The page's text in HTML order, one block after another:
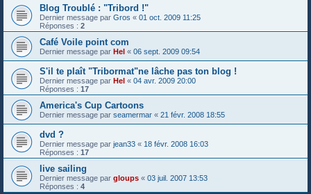
Blog Troublé : "Tribord !"
Dernier message par Gros « 01 oct. 2009 11:25
Réponses : 2
Café Voile point com
Dernier message par Hel « 06 sept. 2009 09:54
S'il te plaît "Tribormat"ne lâche pas ton blog !
Dernier message par Hel « 04 avr. 2009 20:00
Réponses : 17
America's Cup Cartoons
Dernier message par seamermar « 21 févr. 2008 18:55
dvd ?
Dernier message par jean33 « 18 févr. 2008 16:03
Réponses : 17
live sailing
Dernier message par gloups « 03 juil. 2007 13:53
Réponses : 4